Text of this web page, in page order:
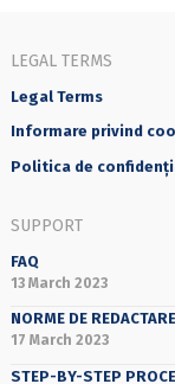
LEGAL TERMS
Legal Terms
Informare privind
Politica de
SUPPORT
FAQ
13 March 2023
NORME DE
17 March 2023
STEP-BY-STEP